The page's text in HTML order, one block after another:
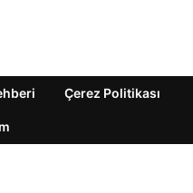
Çerez Politikası